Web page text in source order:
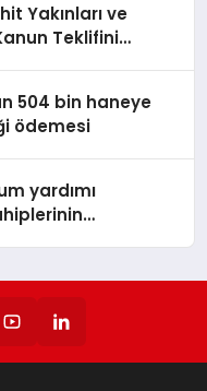
Yakınları ve
Teklifini
504 bin haneye
ödemesi
yardımı